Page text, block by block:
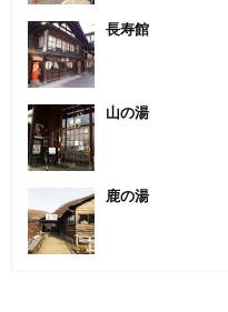
長寿館
山の湯
鹿の湯